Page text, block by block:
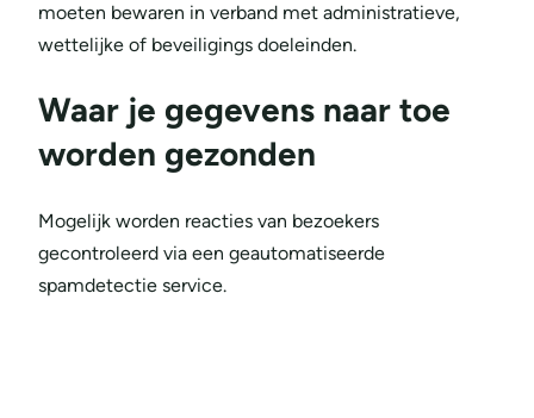
moeten bewaren in verband met administratieve,
wettelijke of beveiligings doeleinden.
Waar je gegevens naar toe
worden gezonden
Mogelijk worden reacties van bezoekers
gecontroleerd via een geautomatiseerde
spamdetectie service.